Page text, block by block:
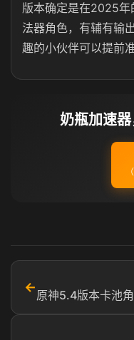
版本确定是在2025
法器角色，有辅有输
趣的小伙伴可以提前准
奶瓶加速
←
原神5.4版本卡池